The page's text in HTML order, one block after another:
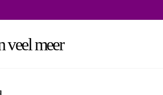
veel meer